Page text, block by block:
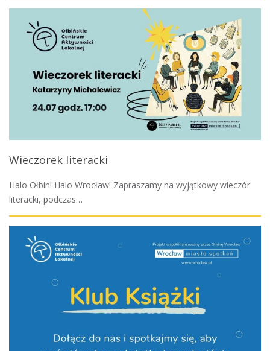
Wieczorek literacki
Halo Ołbin! Halo Wrocław! Zapraszamy na wyjątkowy wieczór
literacki, podczas…